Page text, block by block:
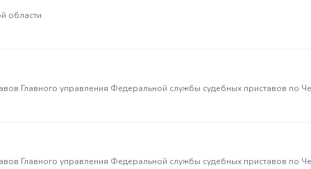
области
Главного управления Федеральной службы судебных приставов по
Главного управления Федеральной службы судебных приставов по